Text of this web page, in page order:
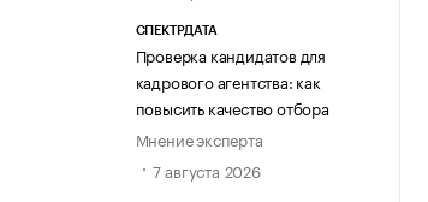
СПЕКТРДАТА
Проверка кандидатов для
кадрового агентства: как
повысить качество отбора
Мнение эксперта
7 августа 2026